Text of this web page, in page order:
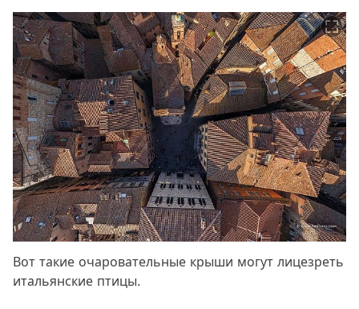
Вот такие очаровательные крыши могут лицезреть
итальянские птицы.